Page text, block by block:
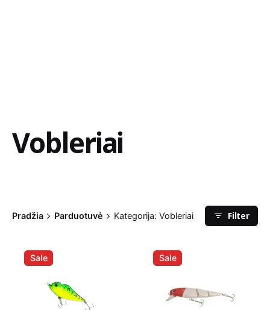
Vobleriai
Pradžia Parduotuvė Kategorija: Vobleriai Filter
Sale Sale